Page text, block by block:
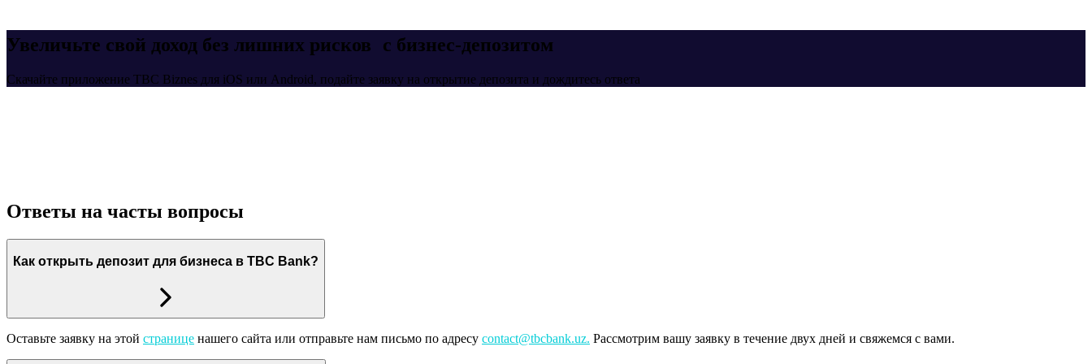
Увеличьте свой доход без лишних рисков с бизнес-депозитом
Скачайте приложение TBC Biznes для iOS или Android, подайте заявку на открытие депозита и дождитесь ответа
Ответы на часты вопросы
Как открыть депозит для бизнеса в TBC Bank?
Оставьте заявку на этой странице нашего сайта или отправьте нам письмо по адресу contact@tbcbank.uz. Рассмотрим вашу заявку в течение двух дней и свяжемся с вами.